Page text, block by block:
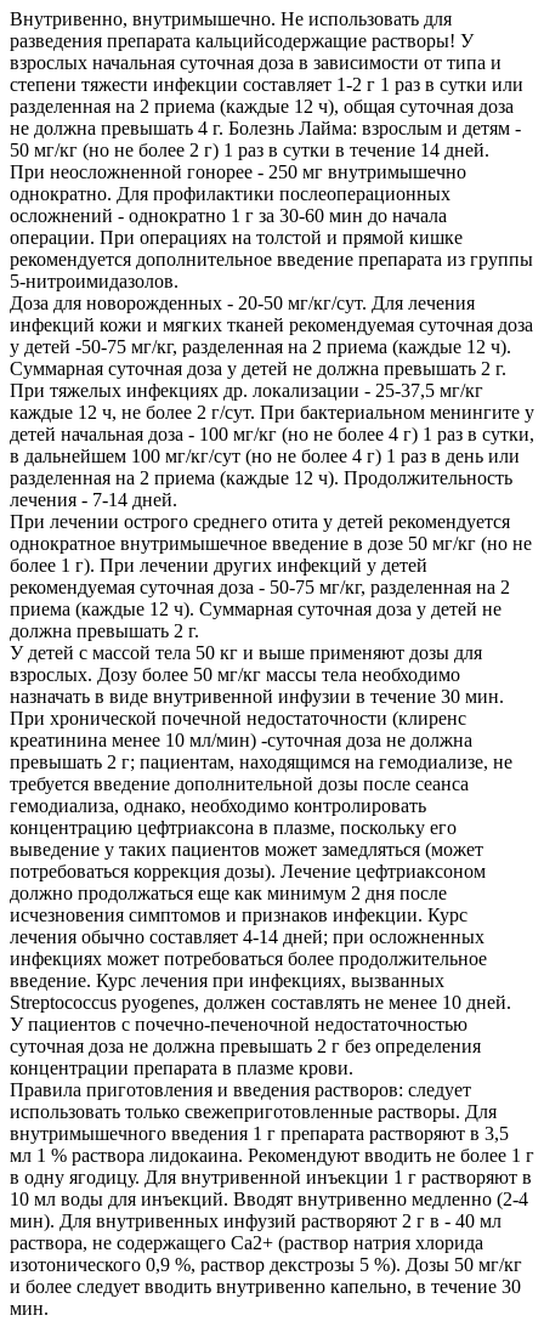
Внутривенно, внутримышечно. Не использовать для
разведения препарата кальцийсодержащие растворы! У
взрослых начальная суточная доза в зависимости от типа и
степени тяжести инфекции составляет 1-2 г 1 раз в сутки или
разделенная на 2 приема (каждые 12 ч), общая суточная доза
не должна превышать 4 г. Болезнь Лайма: взрослым и детям -
50 мг/кг (но не более 2 г) 1 раз в сутки в течение 14 дней.
При неосложненной гонорее - 250 мг внутримышечно
однократно. Для профилактики послеоперационных
осложнений - однократно 1 г за 30-60 мин до начала
операции. При операциях на толстой и прямой кишке
рекомендуется дополнительное введение препарата из группы
5-нитроимидазолов.
Доза для новорожденных - 20-50 мг/кг/сут. Для лечения
инфекций кожи и мягких тканей рекомендуемая суточная доза
у детей -50-75 мг/кг, разделенная на 2 приема (каждые 12 ч).
Суммарная суточная доза у детей не должна превышать 2 г.
При тяжелых инфекциях др. локализации - 25-37,5 мг/кг
каждые 12 ч, не более 2 г/сут. При бактериальном менингите у
детей начальная доза - 100 мг/кг (но не более 4 г) 1 раз в сутки,
в дальнейшем 100 мг/кг/сут (но не более 4 г) 1 раз в день или
разделенная на 2 приема (каждые 12 ч). Продолжительность
лечения - 7-14 дней.
При лечении острого среднего отита у детей рекомендуется
однократное внутримышечное введение в дозе 50 мг/кг (но не
более 1 г). При лечении других инфекций у детей
рекомендуемая суточная доза - 50-75 мг/кг, разделенная на 2
приема (каждые 12 ч). Суммарная суточная доза у детей не
должна превышать 2 г.
У детей с массой тела 50 кг и выше применяют дозы для
взрослых. Дозу более 50 мг/кг массы тела необходимо
назначать в виде внутривенной инфузии в течение 30 мин.
При хронической почечной недостаточности (клиренс
креатинина менее 10 мл/мин) -суточная доза не должна
превышать 2 г; пациентам, находящимся на гемодиализе, не
требуется введение дополнительной дозы после сеанса
гемодиализа, однако, необходимо контролировать
концентрацию цефтриаксона в плазме, поскольку его
выведение у таких пациентов может замедляться (может
потребоваться коррекция дозы). Лечение цефтриаксоном
должно продолжаться еще как минимум 2 дня после
исчезновения симптомов и признаков инфекции. Курс
лечения обычно составляет 4-14 дней; при осложненных
инфекциях может потребоваться более продолжительное
введение. Курс лечения при инфекциях, вызванных
Streptococcus pyogenes, должен составлять не менее 10 дней.
У пациентов с почечно-печеночной недостаточностью
суточная доза не должна превышать 2 г без определения
концентрации препарата в плазме крови.
Правила приготовления и введения растворов: следует
использовать только свежеприготовленные растворы. Для
внутримышечного введения 1 г препарата растворяют в 3,5
мл 1 % раствора лидокаина. Рекомендуют вводить не более 1 г
в одну ягодицу. Для внутривенной инъекции 1 г растворяют в
10 мл воды для инъекций. Вводят внутривенно медленно (2-4
мин). Для внутривенных инфузий растворяют 2 г в - 40 мл
раствора, не содержащего Са2+ (раствор натрия хлорида
изотонического 0,9 %, раствор декстрозы 5 %). Дозы 50 мг/кг
и более следует вводить внутривенно капельно, в течение 30
мин.